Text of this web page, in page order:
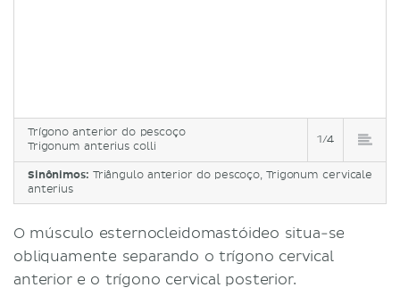
Trígono anterior do pescoço
Trigonum anterius colli
1/4
Sinônimos: Triângulo anterior do pescoço, Trigonum cervicale
anterius
O músculo esternocleidomastóideo situa-se
obliquamente separando o trígono cervical
anterior e o trígono cervical posterior.